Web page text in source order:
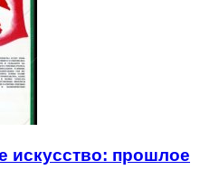
искусство: прошлое